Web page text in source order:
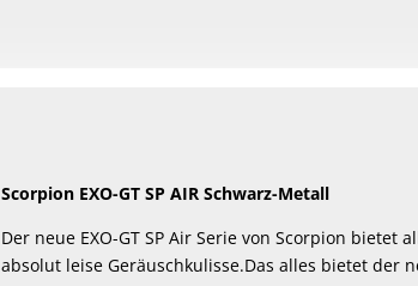
Scorpion EXO-GT SP AIR Schwarz-Metall
Der neue EXO-GT SP Air Serie von Scorpion
absolut leise Geräuschkulisse.Das alles bietet der